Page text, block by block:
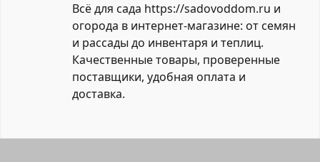
Всё для сада https://sadovoddom.ru и
огорода в интернет-магазине: от семян
и рассады до инвентаря и теплиц.
Качественные товары, проверенные
поставщики, удобная оплата и
доставка.